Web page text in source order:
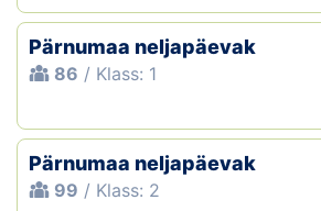
Pärnumaa neljapäevak
86 / Klass: 1
Pärnumaa neljapäevak
99 / Klass: 2